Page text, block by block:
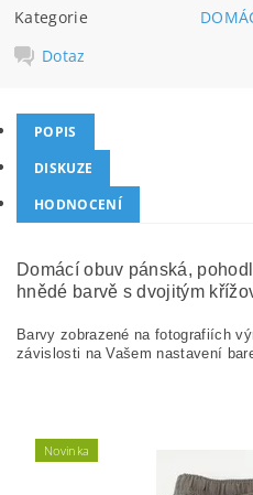
Kategorie
Dotaz
POPIS
DISKUZE
HODNOCENÍ
Domácí obuv pánská,
hnědé barvě s dvojitým
Barvy zobrazené na fotografiích
závislosti na Vašem nastavení
Novinka